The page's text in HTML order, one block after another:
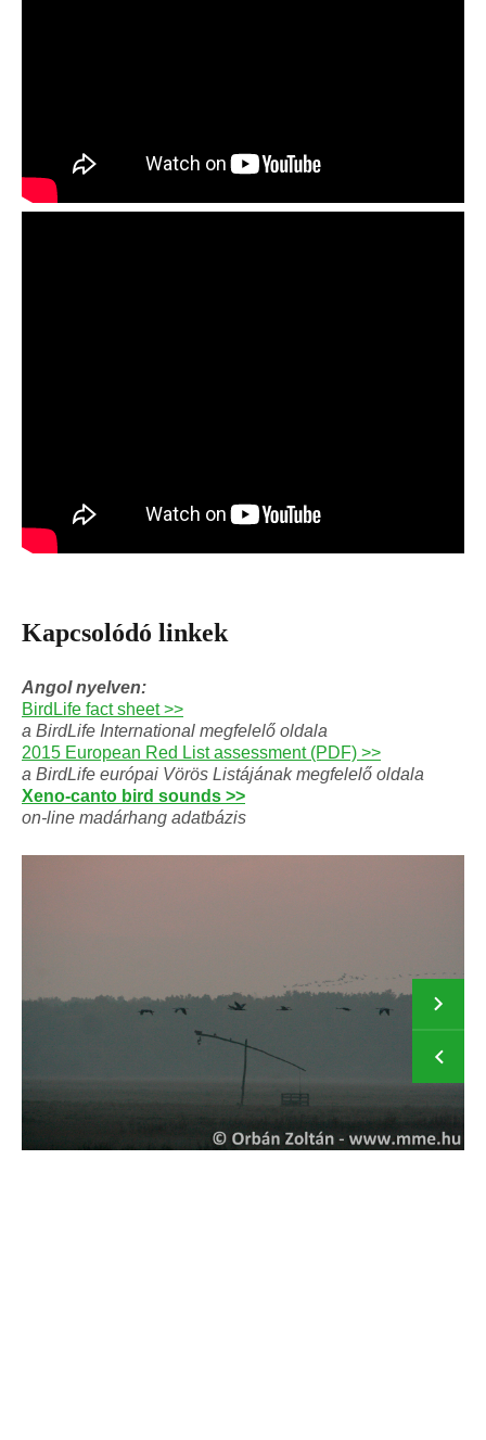
Kapcsolódó linkek
Angol nyelven:
BirdLife fact sheet >>
a BirdLife International megfelelő oldala
2015 European Red List assessment (PDF) >>
a BirdLife európai Vörös Listájának megfelelő oldala
Xeno-canto bird sounds >>
on-line madárhang adatbázis